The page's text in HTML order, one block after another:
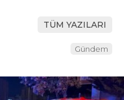
TÜM YAZILARI
Gündem